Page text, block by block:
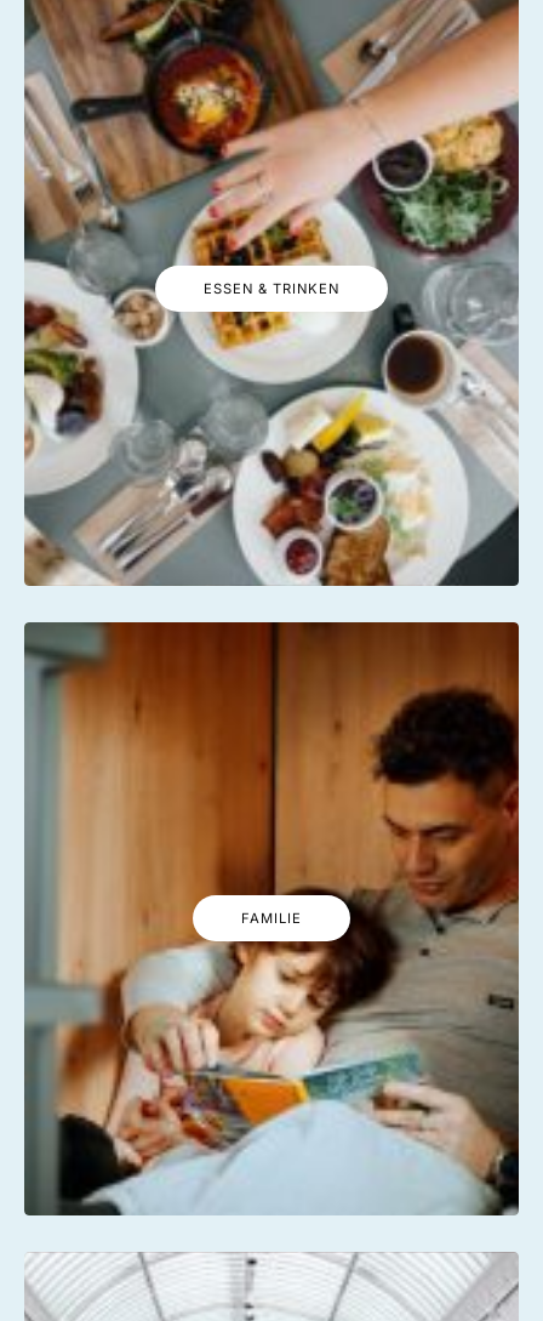
ESSEN & TRINKEN
FAMILIE